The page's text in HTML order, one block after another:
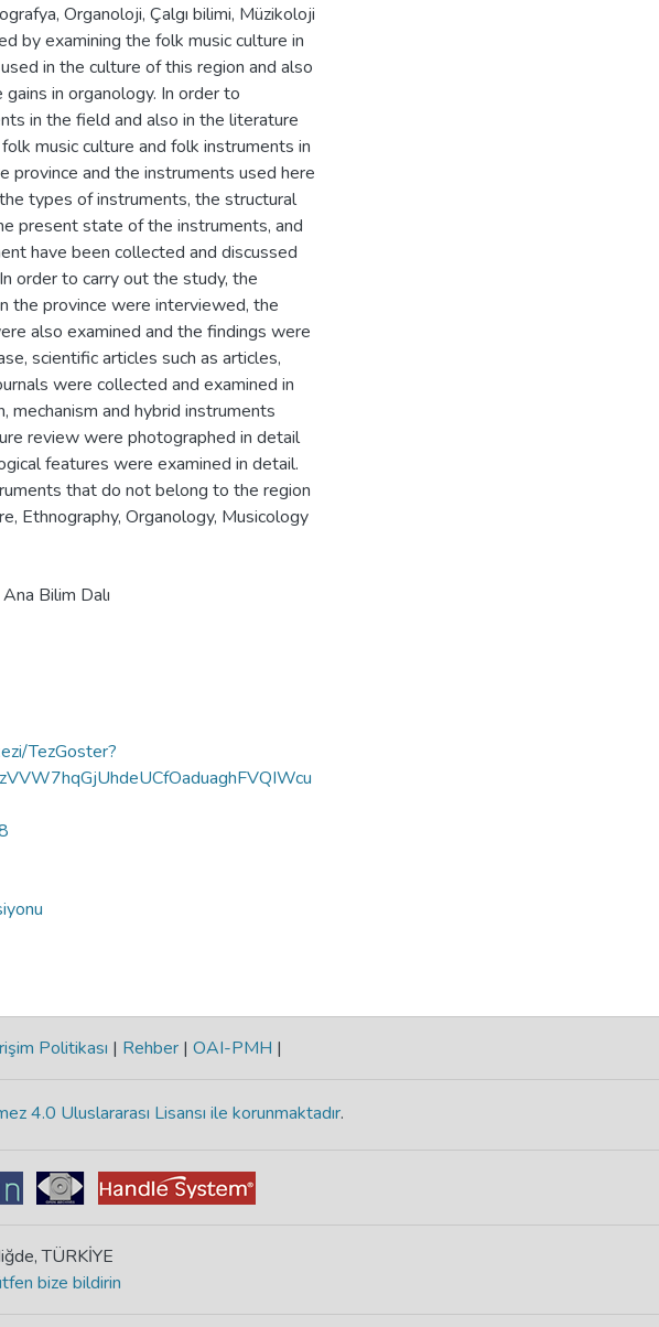
Organoloji, Çalgı bilimi, Müzikoloji
by examining the folk music culture in
in the culture of this region and also
in organology. In order to
in the field and also in the literature
music culture and folk instruments in
province and the instruments used here
types of instruments, the structural
present state of the instruments, and
have been collected and discussed
order to carry out the study, the
the province were interviewed, the
also examined and the findings were
scientific articles such as articles,
were collected and examined in
mechanism and hybrid instruments
review were photographed in detail
features were examined in detail.
that do not belong to the region
Ethnography, Organology, Musicology
Bilim Dalı
TezGoster?
Politikası | Rehber | OAI-PMH |
4.0 Uluslararası Lisansı ile korunmaktadır.
TÜRKİYE
bize bildirin